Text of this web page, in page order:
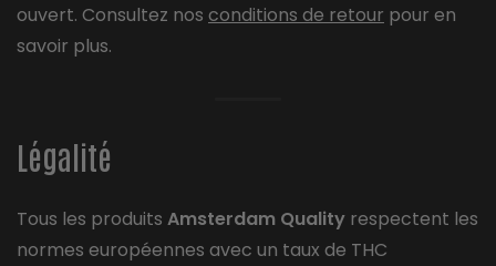
ouvert. Consultez nos conditions de retour pour en
savoir plus.
Légalité
Tous les produits Amsterdam Quality respectent les
normes européennes avec un taux de THC